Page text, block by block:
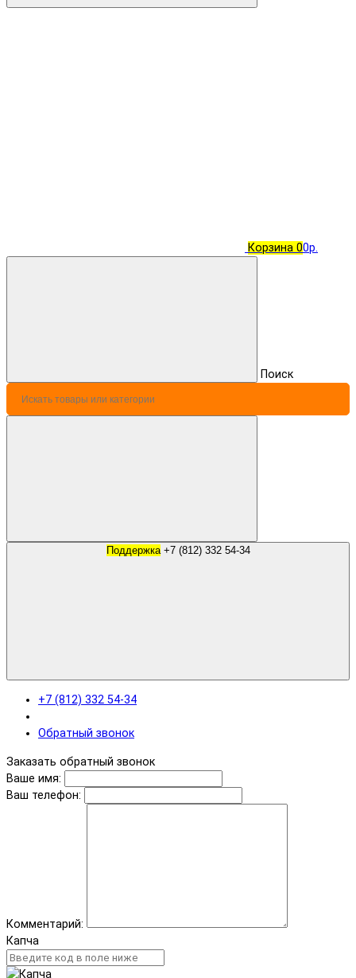
Корзина 00р.
Поиск
Поддержка +7 (812) 332 54-34
+7 (812) 332 54-34
Обратный звонок
Заказать обратный звонок
Ваше имя:
Ваш телефон:
Комментарий:
Капча